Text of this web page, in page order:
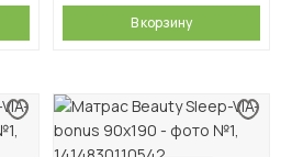
В корзину